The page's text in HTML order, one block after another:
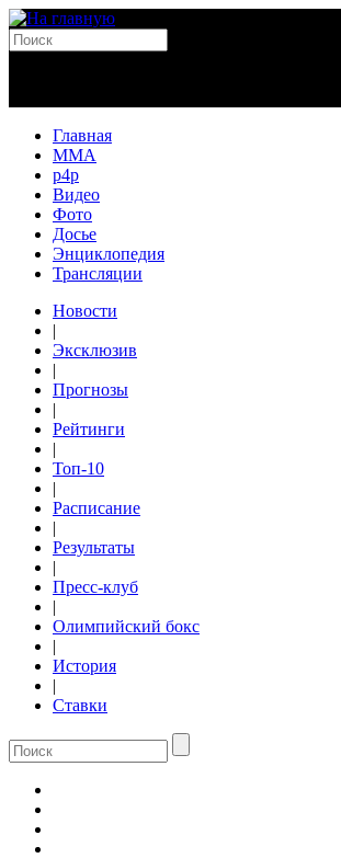
Главная
MMA
p4p
Видео
Фото
Досье
Энциклопедия
Трансляции
Новости
|
Эксклюзив
|
Прогнозы
|
Рейтинги
|
Топ-10
|
Расписание
|
Результаты
|
Пресс-клуб
|
Олимпийский бокс
|
История
|
Ставки